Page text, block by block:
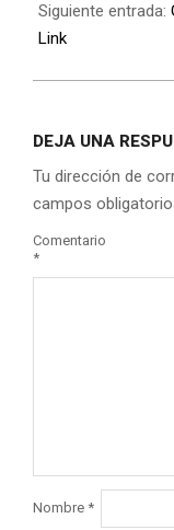
Siguiente entrada:
Link
DEJA UNA
Tu dirección de
campos
Comentario
*
Nombre *